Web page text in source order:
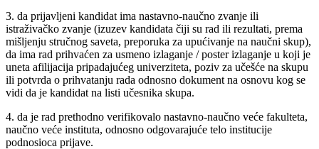
3. da prijavljeni kandidat ima nastavno-naučno zvanje ili
istraživačko zvanje (izuzev kandidata čiji su rad ili rezultati, prema
mišljenju stručnog saveta, preporuka za upućivanje na naučni skup),
da ima rad prihvaćen za usmeno izlaganje / poster izlaganje u koji je
uneta afilijacija pripadajućeg univerziteta, poziv za učešće na skupu
ili potvrda o prihvatanju rada odnosno dokument na osnovu kog se
vidi da je kandidat na listi učesnika skupa.
4. da je rad prethodno verifikovalo nastavno-naučno veće fakulteta,
naučno veće instituta, odnosno odgovarajuće telo institucije
podnosioca prijave.